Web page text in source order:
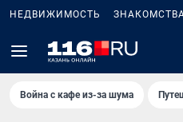
НЕДВИЖИМОСТЬ
Война с кафе из-за шума